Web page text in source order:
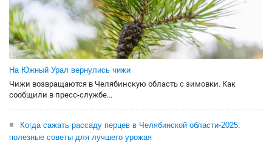
На Южный Урал вернулись чижи
Чижи возвращаются в Челябинскую область с зимовки. Как
сообщили в пресс-службе...
Когда сажать рассаду перцев в Челябинской области-2025:
полезные советы для лучшего урожая